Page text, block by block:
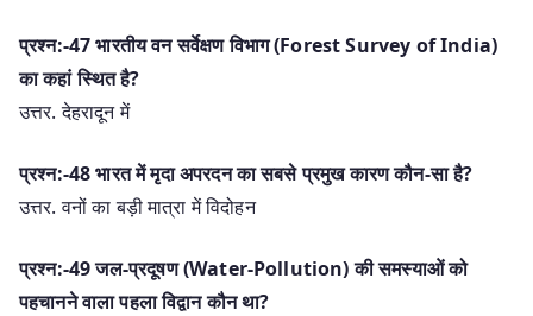
प्रश्न:-47 भारतीय वन सर्वेक्षण विभाग (Forest Survey of India)
का कहां स्थित है?
उत्तर. देहरादून में
प्रश्न:-48 भारत में मृदा अपरदन का सबसे प्रमुख कारण कौन-सा है?
उत्तर. वनों का बड़ी मात्रा में विदोहन
प्रश्न:-49 जल-प्रदूषण (Water-Pollution) की समस्याओं को
पहचानने वाला पहला विद्वान कौन था?